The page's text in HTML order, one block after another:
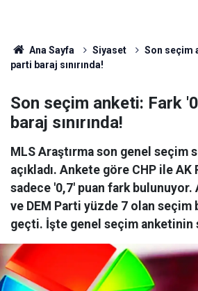
Ana Sayfa Siyaset
Son seçim
parti baraj sınırında!
Son seçim anketi: Fark
baraj sınırında!
MLS Araştırma son genel seçim
açıkladı. Ankete göre CHP ile AK
sadece '0,7' puan fark bulunuyor.
ve DEM Parti yüzde 7 olan seçim
geçti. İşte genel seçim anketinin